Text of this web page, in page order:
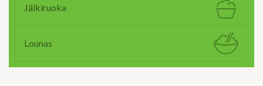
Jälkiruoka
Lounas